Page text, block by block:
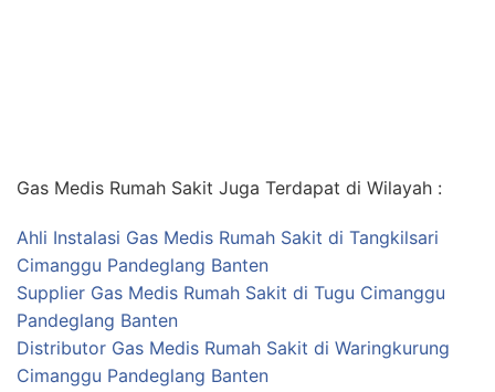
Gas Medis Rumah Sakit Juga Terdapat di Wilayah :
Ahli Instalasi Gas Medis Rumah Sakit di Tangkilsari
Cimanggu Pandeglang Banten
Supplier Gas Medis Rumah Sakit di Tugu Cimanggu
Pandeglang Banten
Distributor Gas Medis Rumah Sakit di Waringkurung
Cimanggu Pandeglang Banten